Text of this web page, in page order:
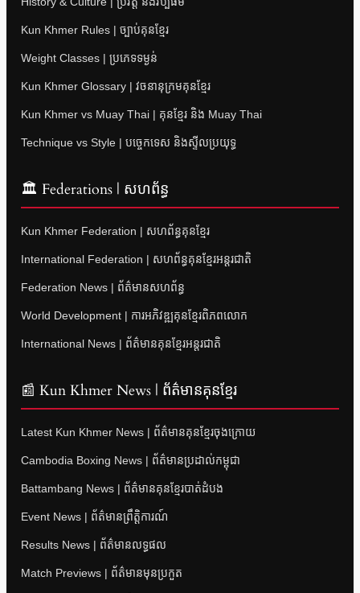
Kun Khmer Rules | ច្បាប់គុនខ្មែរ
Weight Classes | ប្រភេទទម្ងន់
Kun Khmer Glossary | វចនានុក្រមគុនខ្មែរ
Kun Khmer vs Muay Thai | គុនខ្មែរ និង Muay Thai
Technique vs Style | បច្ចេកទេស និងស្ទីលប្រយុទ្ធ
🏛 Federations | សហព័ន្ធ
Kun Khmer Federation | សហព័ន្ធគុនខ្មែរ
International Federation | សហព័ន្ធគុនខ្មែរអន្តរជាតិ
Federation News | ព័ត៌មានសហព័ន្ធ
World Development | ការអភិវឌ្ឍគុនខ្មែរពិភពលោក
International News | ព័ត៌មានគុនខ្មែរអន្តរជាតិ
📰 Kun Khmer News | ព័ត៌មានគុនខ្មែរ
Latest Kun Khmer News | ព័ត៌មានគុនខ្មែរចុងក្រោយ
Cambodia Boxing News | ព័ត៌មានប្រដាល់កម្ពុជា
Battambang News | ព័ត៌មានគុនខ្មែរបាត់ដំបង
Event News | ព័ត៌មានព្រឹត្តិការណ៍
Results News | ព័ត៌មានលទ្ធផល
Match Previews | ព័ត៌មានមុនប្រកួត